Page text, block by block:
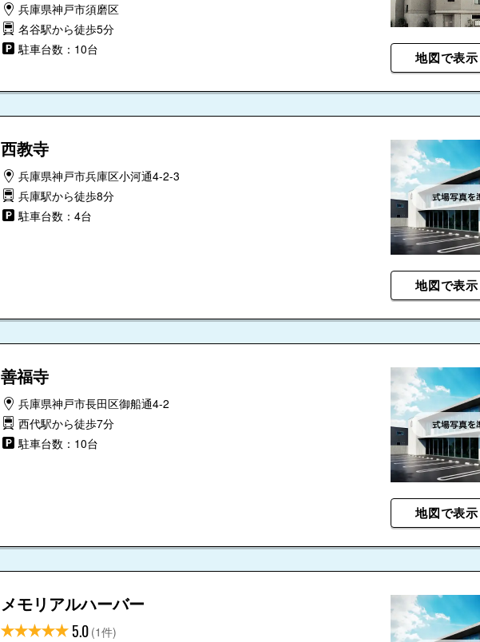
兵庫県神戸市須磨区
名谷駅から徒歩5分
駐車台数：10台
地図で表示
西教寺
兵庫県神戸市兵庫区小河通4-2-3
兵庫駅から徒歩8分
駐車台数：4台
地図で表示
善福寺
兵庫県神戸市長田区御船通4-2
西代駅から徒歩7分
駐車台数：10台
地図で表示
メモリアルハーバー
5.0 (1件)